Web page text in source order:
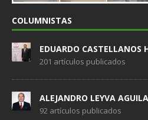
COLUMNISTAS
EDUARDO CASTELLANOS
201 artículos publicados
ALEJANDRO LEYVA
92 artículos publicados